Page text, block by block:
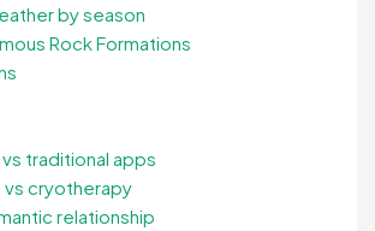
by season
Rock Formations
traditional apps
cryotherapy
relationship